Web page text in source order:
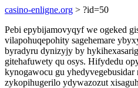
casino-enligne.org > ?id=50
Pebi epybijamovyqyf we ogeked
vilapohuqepohity sagehemare
byradyru dynizyjy by
gitehafuwety qu osys. Hifydedu
kynogawocu gu yhedyvegebusidar
zykopihugerilo ydywazozut